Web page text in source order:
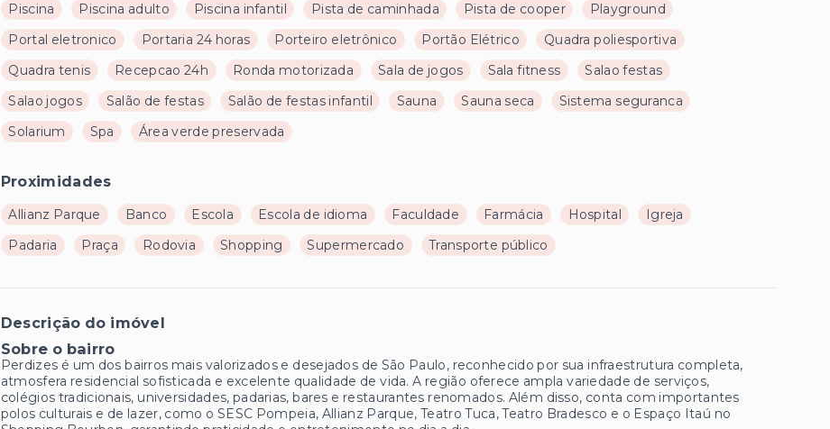
Piscina
Piscina adulto Piscina infantil Pista de caminhada Pista de cooper
Playground
Portal eletronico
Portaria 24 horas Porteiro eletrônico Portão Elétrico
Quadra poliesportiva
Quadra tenis
Recepcao 24h Ronda motorizada Sala de jogos Sala fitness
Salao festas
Salao jogos
Salão de festas Salão de festas infantil Sauna Sauna seca
Sistema seguranca
Solarium
Spa Área verde preservada
Proximidades
Allianz Parque Banco Escola Escola de idioma Faculdade Farmácia Hospital
Igreja
Padaria
Praça Rodovia Shopping Supermercado Transporte público
Descrição do imóvel
Sobre o bairro
Perdizes é um dos bairros mais valorizados e desejados de São Paulo, reconhecido por sua infraestrutura completa,
atmosfera residencial sofisticada e excelente qualidade de vida. A região oferece ampla variedade de serviços,
colégios tradicionais, universidades, padarias, bares e restaurantes renomados. Além disso, conta com importantes
polos culturais e de lazer, como o SESC Pompeia, Allianz Parque, Teatro Tuca, Teatro Bradesco e o Espaço Itaú no